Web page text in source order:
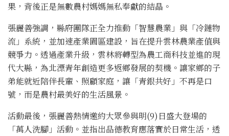
果，背後正是無數農村媽媽無私奉獻的結晶。
張麗善強調，縣府團隊正全力推動「智慧農業」與「冷鏈物
流」系統，並加速產業園區建設，旨在提升雲林農業產值與
競爭力。透過產業升級，雲林將轉型為農工商科技並進的現
代大縣，為北漂青年創造更多返鄉發展的契機。讓家鄉的子
弟能就近陪伴長輩、照顧家庭，讓「青銀共好」不再是口
號，而是農村最美好的生活風景。
活動最後，張麗善熱情邀約大眾參與明(9)日盛大登場的
「萬人洗腳」活動。並指出品德教育應落實於日常生活，透